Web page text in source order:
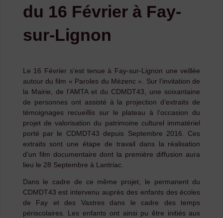
du 16 Février à Fay-
sur-Lignon
Le 16 Février s’est tenue à Fay-sur-Lignon une veillée
autour du film « Paroles du Mézenc ». Sur l’invitation de
la Mairie, de l’AMTA et du CDMDT43, une soixantaine
de personnes ont assisté à la projection d’extraits de
témoignages recueillis sur le plateau à l’occasion du
projet de valorisation du patrimoine culturel immatériel
porté par le CDMDT43 depuis Septembre 2016. Ces
extraits sont une étape de travail dans la réalisation
d’un film documentaire dont la première diffusion aura
lieu le 28 Septembre à Lantriac.
Dans le cadre de ce même projet, le permanent du
CDMDT43 est intervenu auprès des enfants des écoles
de Fay et des Vastres dans le cadre des temps
périscolaires. Les enfants ont ainsi pu être initiés aux